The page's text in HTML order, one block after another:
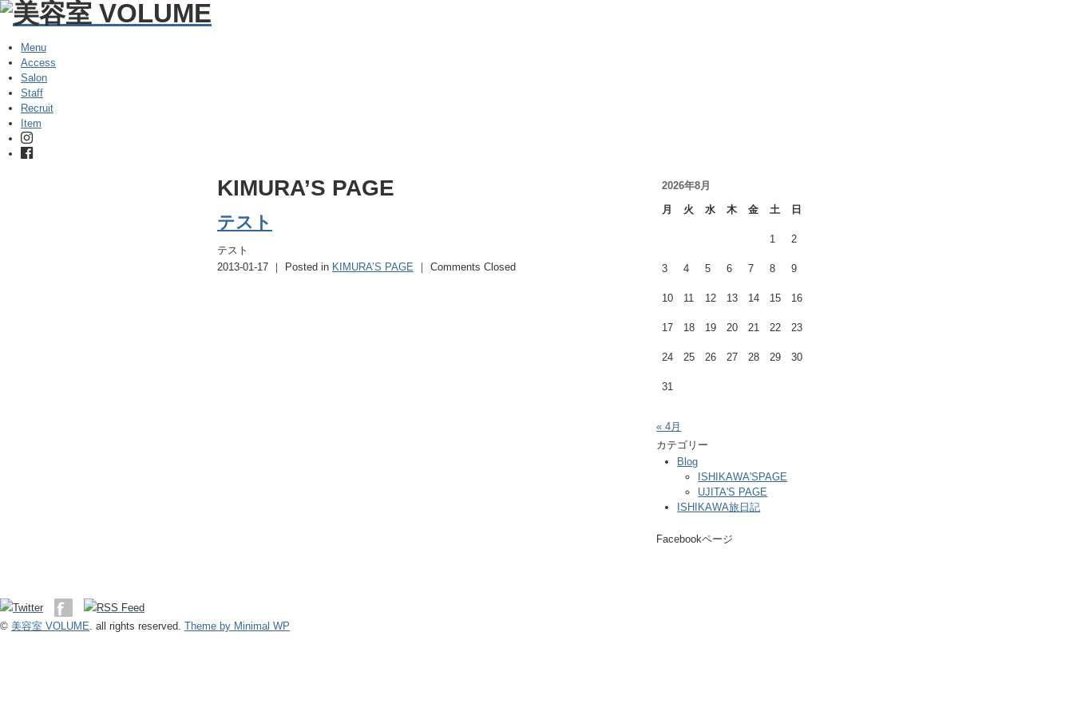
Menu
Access
Salon
Staff
Recruit
Item
KIMURA’S PAGE
テスト
テスト
2013-01-17 ｜ Posted in KIMURA’S PAGE ｜ Comments Closed
2026年8月
月
火 水 木 金 土 日
1 2
3 4 5 6 7 8 9
10 11 12 13 14 15 16
17 18 19 20 21 22 23
24 25 26 27 28 29 30
31
« 4月
カテゴリー
Blog
ISHIKAWA'SPAGE
UJITA'S PAGE
ISHIKAWA旅日記
Facebookページ
© 美容室 VOLUME. all rights reserved. Theme by Minimal WP